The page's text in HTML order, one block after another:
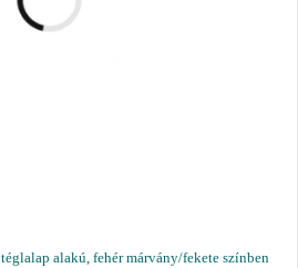
alakú, fehér márvány/fekete színben